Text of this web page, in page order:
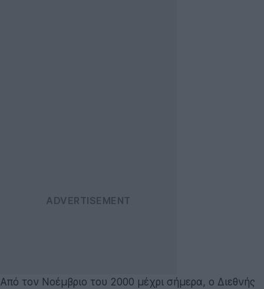
Από τον Νοέμβριο του 2000 μέχρι σήμερα, ο Διεθνής